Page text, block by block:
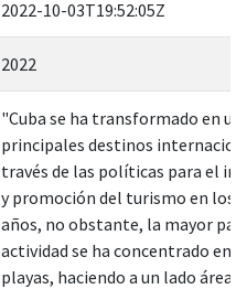
2022-10-03T19:52:05Z
2022
"Cuba se ha transformado en
principales destinos
través de las políticas para el
y promoción del turismo en los
años, no obstante, la mayor
actividad se ha concentrado en
playas, haciendo a un lado